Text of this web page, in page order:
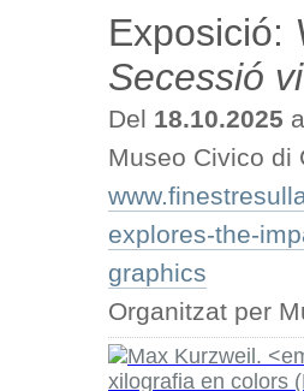
Exposició:
Secessió
Del 18.10.2025
Museo Civico di
explores-the-
graphics
Organitzat per